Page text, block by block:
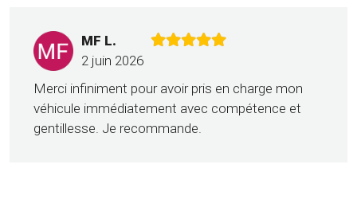
MF L.
2 juin 2026
Merci infiniment pour avoir pris en charge mon
véhicule immédiatement avec compétence et
gentillesse. Je recommande.